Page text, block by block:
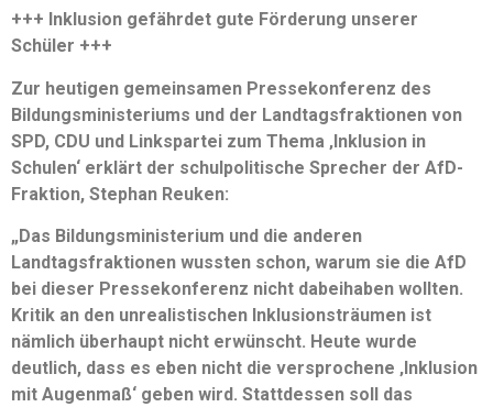
+++ Inklusion gefährdet gute Förderung unserer
Schüler +++
Zur heutigen gemeinsamen Pressekonferenz des
Bildungsministeriums und der Landtagsfraktionen von
SPD, CDU und Linkspartei zum Thema ‚Inklusion in
Schulen‘ erklärt der schulpolitische Sprecher der AfD-
Fraktion, Stephan Reuken:
„Das Bildungsministerium und die anderen
Landtagsfraktionen wussten schon, warum sie die AfD
bei dieser Pressekonferenz nicht dabeihaben wollten.
Kritik an den unrealistischen Inklusionsträumen ist
nämlich überhaupt nicht erwünscht. Heute wurde
deutlich, dass es eben nicht die versprochene ‚Inklusion
mit Augenmaß‘ geben wird. Stattdessen soll das